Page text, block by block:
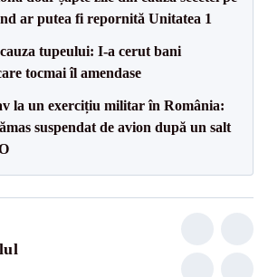
ar putea fi repornită Unitatea 1
tupeului: I-a cerut bani
tocmai îl amendase
la un exercițiu militar în România:
suspendat de avion după un salt